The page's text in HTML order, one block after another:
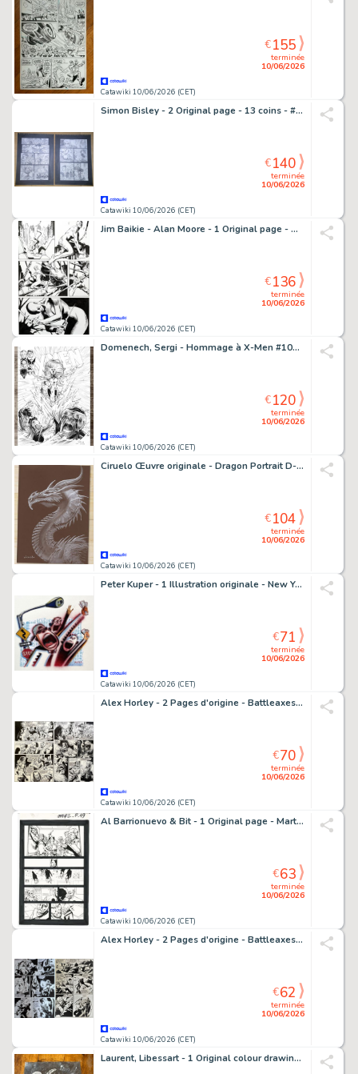
Catawiki 10/06/2026 (CET)
terminée
10/06/2026
€155
Simon Bisley - 2 Original page - 13 coins - #2 - 2014
Catawiki 10/06/2026 (CET)
terminée
10/06/2026
€140
Jim Baikie - Alan Moore - 1 Original page - Deathblow - Birth of Byblow Genevieve Cay - 1999
Catawiki 10/06/2026 (CET)
terminée
10/06/2026
€136
Domenech, Sergi - Hommage à X-Men #101 (Après Dave Cockrum) - Hand Signed Original Ink Artwork
Catawiki 10/06/2026 (CET)
terminée
10/06/2026
€120
Ciruelo Œuvre originale - Dragon Portrait D-405d – Hand Signed Original Gouache Artwork
Catawiki 10/06/2026 (CET)
terminée
10/06/2026
€104
Peter Kuper - 1 Illustration originale - New York Times Magazine - 1994
Catawiki 10/06/2026 (CET)
terminée
10/06/2026
€71
Alex Horley - 2 Pages d'origine - Battleaxes - #3 - 2000
Catawiki 10/06/2026 (CET)
terminée
10/06/2026
€70
Al Barrionuevo & Bit - 1 Original page - Martian Manhunter
Catawiki 10/06/2026 (CET)
terminée
10/06/2026
€63
Alex Horley - 2 Pages d'origine - Battleaxes - #3 - 2000
Catawiki 10/06/2026 (CET)
terminée
10/06/2026
€62
Laurent, Libessart - 1 Original colour drawing - The Silver Surfer - Le surfer d'argent - 2011